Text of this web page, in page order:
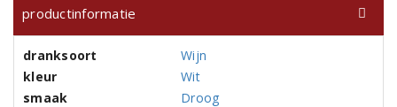
productinformatie
dranksoort
Wijn
kleur
Wit
smaak
Droog